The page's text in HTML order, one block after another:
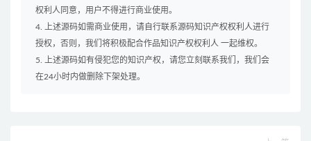
权利人同意，用户不得进行商业使用。
4. 上述源码如需商业使用，请自行联系源码知识产权权利人进行
授权，否则，我们将积极配合作品知识产权权利人 一起维权。
5. 上述源码如有侵犯您的知识产权，请您立刻联系我们，我们会
在24小时内做删除下架处理。